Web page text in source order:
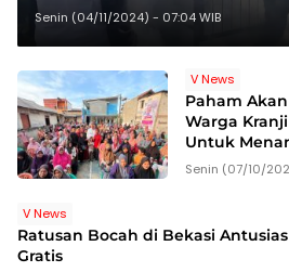
Tangan Lebih Dulu
Senin (04/11/2024) - 07:04 WIB
V News
Paham
Warga
Untuk
Senin (07/10/
V News
Ratusan Bocah di Bekasi
Gratis